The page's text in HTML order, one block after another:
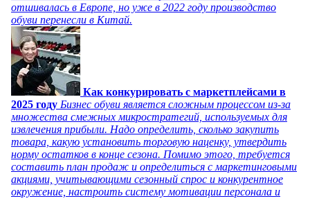
отшивалась в Европе, но уже в 2022 году производство
обуви перенесли в Китай.
Как конкурировать с маркетплейсами в
2025 году Бизнес обуви является сложным процессом из-за
множества смежных микростратегий, используемых для
извлечения прибыли. Надо определить, сколько закупить
товара, какую установить торговую наценку, утвердить
норму остатков в конце сезона. Помимо этого, требуется
составить план продаж и определиться с маркетинговыми
акциями, учитывающими сезонный спрос и конкурентное
окружение, настроить систему мотивации персонала и